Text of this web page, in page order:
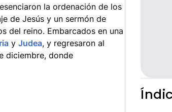
la ordenación de los
de Jesús y un sermón de
del reino. Embarcados en una
y Judea, y regresaron al
diciembre, donde